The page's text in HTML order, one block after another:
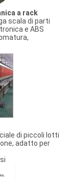
a rack
scala di parti
e ABS
di piccoli lotti
adatto per